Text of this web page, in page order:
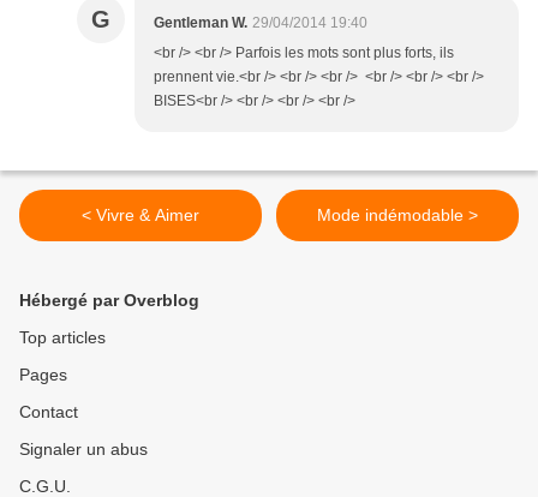
G Gentleman W. 29/04/2014 19:40
<br /> <br /> Parfois les mots sont plus forts, ils
prennent vie.<br /> <br /> <br /> <br /> <br /> <br />
BISES<br /> <br /> <br /> <br />
< Vivre & Aimer Mode indémodable >
Hébergé par Overblog
Top articles
Pages
Contact
Signaler un abus
C.G.U.